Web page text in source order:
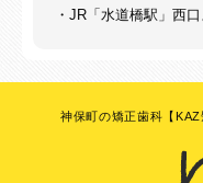
・JR「水道橋駅」西
神保町の矯正歯科【